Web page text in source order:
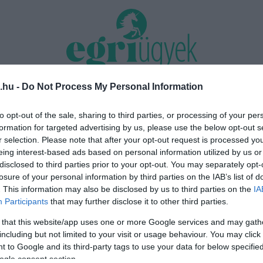
- Do Not Process My Personal Information
opt-out of the sale, sharing to third parties, or processing of your
for targeted advertising by us, please use the below opt-out
selection. Please note that after your opt-out request is processed
interest-based ads based on personal information utilized by us
to third parties prior to your opt-out. You may separately
of your personal information by third parties on the IAB’s list of
This information may also be disclosed by us to third parties on the
Participants that may further disclose it to other third parties.
that this website/app uses one or more Google services and may
but not limited to your visit or usage behaviour. You may
to Google and its third-party tags to use your data for below
consent section.
a Markhot Ferenc
több mint 70 millió forintos fejl...
Eloltották a tüzet
kilencórás küzdelem után sikerült
KÖVÉR LÁSZLÓ A TITKOSSZOLGÁLATOKTÓL VÁRJA AZ